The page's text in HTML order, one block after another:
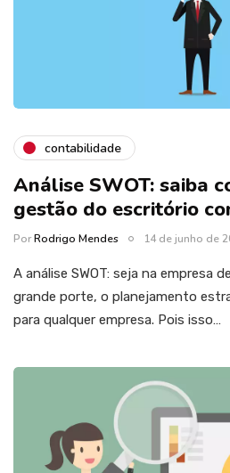
contabilidade
Análise SWOT: saiba
gestão do escritório
PorRodrigo Mendes 14 de junho de
A análise SWOT: seja na empresa
grande porte, o planejamento
para qualquer empresa. Pois isso…